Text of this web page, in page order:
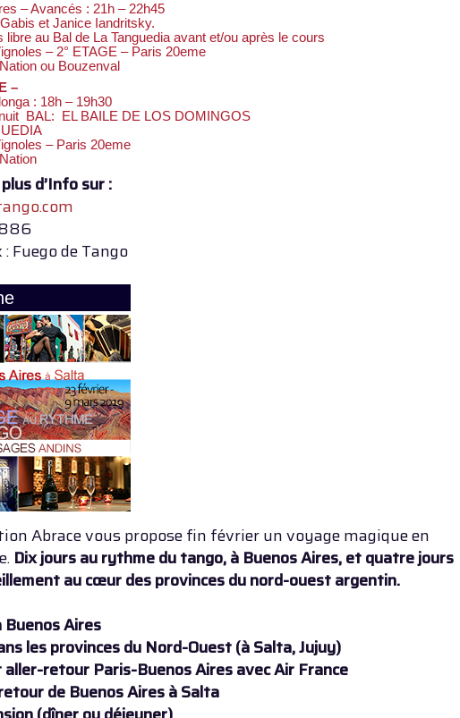
– Avancés : 21h – 22h45
et Janice Iandritsky.
libre au Bal de La Tanguedia avant et/ou après le cours
– 2° ETAGE – Paris 20eme
ou Bouzenval
–
: 18h – 19h30
BAL: EL BAILE DE LOS DOMINGOS
– Paris 20eme
d’Info sur :
: Fuego de Tango
Abrace vous propose fin février un voyage magique en
Dix jours au rythme du tango, à Buenos Aires, et quatre jours
au cœur des provinces du nord-ouest argentin.
Buenos Aires
les provinces du Nord-Ouest (à Salta, Jujuy)
aller-retour Paris-Buenos Aires avec Air France
de Buenos Aires à Salta